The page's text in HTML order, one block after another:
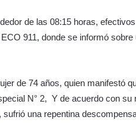
de las 08:15 horas,
911, donde se informó
de 74 años, quien manifestó
N° 2, Y de acuerdo con
una repentina